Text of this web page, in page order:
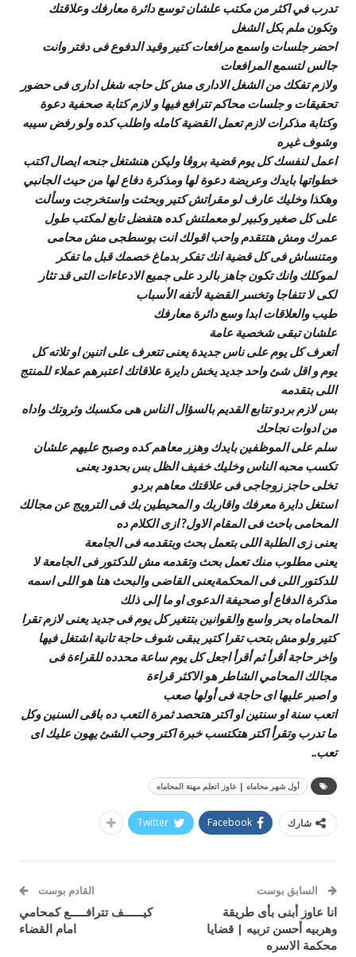
تدرب في اكثر من مكتب علشان توسع دائرة معارفك وعلاقتك
وتكون ملم بكل الشغل
احضر جلسات واسمع مرافعات كتير وقيد الدفوع فى دفتر وانت
جالس لتسمع المرافعات
ولازم تفكك من الشغل الادارى مش كل حاجه شغل ادارى فى حضور
تحقيقات و جلسات محاكم تترافع فيها و لازم كتابة صحفية دعوة
وكتابة مذكرات لازم تعمل القضية كامله واطلب كده ولو رفض سيبه
وشوف غيره
اعمل لنفسك كل يوم قضية بروڤا وليكن هنشتغل جنحه ايصال اكتب
خطواتها بايدك وعريضة دعوة لها ومذكرة دفاع لها من حيث الجانبي
وهكذا وخليك عارف لو مقراتش كتير وبحثت واستخرجت وسألت
على كل صغير وكبير لو معملتش كده هتفضل تابع لمكتب طول
عمرك ومش هتتقدم واحب اقولك انت بوسطجى مش محامى
ومتنساش فى كل قضية انك تفكر بدماغ خصمك قبل ما تفكر
لموكلك وانك تكون جاهز بالرد على جميع الادعاءات التى قد تثار
لكى لا تتفاجا وتخسر القضية لأتفه الأسباب
طيب والعلاقات ابدا وسع دائرة معارفك
علشان تبقى شخصية عامة
أتعرف كل يوم على ناس جديدة يعنى تتعرف على اتنين او تلاته كل
يوم و اقل شئ واحد جديد يخش دايرة علاقاتك اعتبرهم عملاء للمنتج
اللى بتقدمه
بس لازم بردو تتابع القديم بالسؤال الناس هى مكسبك وثروتك واداه
من ادوات نجاحك
سلم على الموظفين بايدك وهزر معاهم كده وصبح عليهم علشان
تكسب محبه الناس وخليك خفيف الظل بس بحدود يعنى
تخلى حاجز زوجاجى فى علاقتك معاهم بردو
استغل دايرة معرفك واقاربك و المحيطين بك فى الترويج عن مجالك
المحامى باحث فى المقام الاول? ازى الكلام ده
يعنى زى الطلبة اللى بتعمل بحث وبتقدمه فى الجامعة
يعنى مطلوب منك تعمل بحث وتقدمه مش للدكتور فى الجامعة لا
للدكتور اللى فى المحكمةيعنى القاضى والبحث هنا هو اللى اسمه
مذكرة الدفاع أو صحيفة الدعوى او ما إلى ذلك
المحاماه بحر واسع والقوانين بتتغير كل يوم فى جديد يعنى لازم تقرا
كتير ولو مش بتحب تقرا كتير يبقى شوف حاجة تانية اشتغل فيها
واخر حاجة أقرأ ثم أقرأ اجعل كل يوم ساعة محدده للقراءة فى
مجالك المحامي الشاطر هو الاكثر قراءة
و اصبر عليها اى حاجة فى أولها صعب
اتعب سنة او سنتين او اكتر هتحصد ثمرة التعب ده باقى السنين وكل
ما تدرب وتقرأ اكتر هتكتسب خبرة اكتر وحب الشئ يهون عليك اى
تعب..
أول شهر محاماه | عاوز اتعلم مهنة المحاماه
شارك Facebook
Twitter
السابق بوست
انا عاوز أبنى بأى طريقة
وهربيه أحسن تربيه | قضايا
محكمة الاسره
القادم بوست
كيــــــف تترافـــــع كمحامي
امام القضاء